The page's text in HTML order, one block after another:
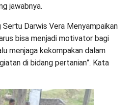
jawabnya.
Sertu Darwis Vera Menyampaikan
bisa menjadi motivator bagi
menjaga kekompakan dalam
di bidang pertanian”. Kata